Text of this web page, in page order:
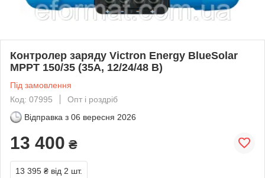
Контролер заряду Victron Energy BlueSolar
MPPT 150/35 (35A, 12/24/48 B)
Під замовлення
Код: 07995
Опт і роздріб
Відправка з 06 вересня 2026
13 400 ₴
13 395 ₴ від 2 шт.